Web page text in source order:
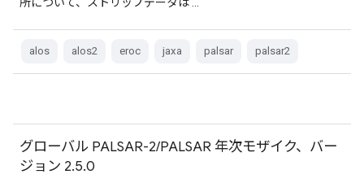
alos alos2 eroc jaxa palsar palsar2
グローバル PALSAR-2/PALSAR 年次モザイク、バー
ジョン 2.5.0